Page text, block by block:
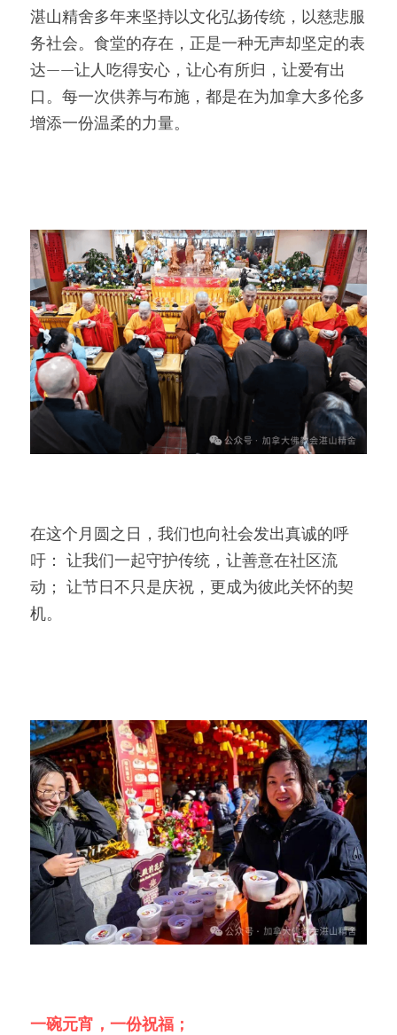
湛山精舍多年来坚持以文化弘扬传统，以慈悲服
务社会。食堂的存在，正是一种无声却坚定的表
达——让人吃得安心，让心有所归，让爱有出
口。每一次供养与布施，都是在为加拿大多伦多
增添一份温柔的力量。
在这个月圆之日，我们也向社会发出真诚的呼
吁： 让我们一起守护传统，让善意在社区流
动； 让节日不只是庆祝，更成为彼此关怀的契
机。
一碗元宵，一份祝福；